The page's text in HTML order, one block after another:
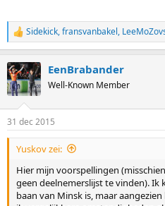
R
e
c
t
i
s
:
Sidekick,fransvanbakel,
EenBrabander
Well-Known Member
31 dec 2015
Yuskov zei:
Hier mijn voorspellingen
geen deelnemerslijst te vinden). Ik
baan van Minsk is, maar